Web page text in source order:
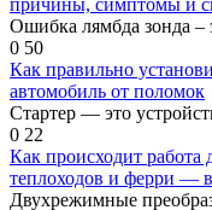
Ошибка лямбда зонда –
0 50
Как правильно
автомобиль от поломок
Стартер — это
0 22
Как происходит
теплоходов и ферри —
Двухрежимные